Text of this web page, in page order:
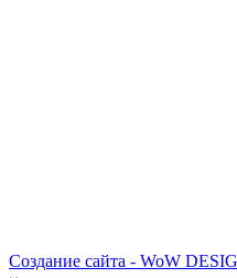
Создание сайта - WoW